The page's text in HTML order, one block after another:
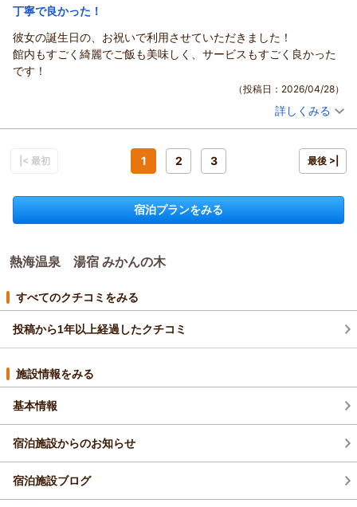
客様から好評の声を頂いております！
が、源泉かけ流し(加水)の泉質の良さがウリなので「肌もスベ
スベ」と言って頂けて良かったです☆彡
混雑状況はチェックイン後、お手持ちのスマートフォンからご
確認いただけますので是非おいているお時間を狙って入って頂
また機会がございましたら是非ご来館くださいませ。
しをご用意してお待ちしております！！
熱海の食いしんぼママ 中間
（返信日：2026/07/15）
お風呂は夕食の前と後で（掃除の後）、男女入れ替え制のため、
２箇所を楽しめるのが良かったです。
露天風呂を含め、お風呂はあまり広くなく、女子会グループがい
くつか予約入っているので、混雑を心配しましたが、スマホで混
帰り、夕食前にとても美味しくいただきました。
部屋に焼きアジが和菓子と一緒にサービスされていたのも、あり
スタッフの皆さまは終始にこやかで、こじんまりした宿泊施設な
らではの温かいおもてなしを感じました。
ありがとうございました。
宿泊価格帯： 17,001～18,000円(大人一人あたり/税込)
熱海温泉 湯宿 みかんの木からの返信
ミナト様
この度はご宿泊頂き誠にありがとうございます！！
そしてお母様、改めてお誕生日おめでとうございます♪
事前に情報を共有して頂いておりましたので、心ばかりではご
ざいますがお品物やお会計書へのプチサプライズをご準備する
当館では夕食、朝食共に【お部屋食】でのご準備なので、のん
びりご家族でのお時間を楽しみながらお食事をして頂けます！
当館自慢のお食事もご堪能いただけたようで何よりでございま
湯上がり生ビール(なんと！500円！！)や、お部屋の焼きアジ
を大満喫していただけたことが伝わってきて、私は本当に嬉し
また機会がございましたら是非ご来館下さいませ。
ご来館心よりお待ちしております。
熱海の食いしんぼママ 中間
（返信日：2026/07/15）
丁寧で良かった！
彼女の誕生日の、お祝いで利用させていただきました！
館内もすごく綺麗でご飯も美味しく、サービスもすごく良かった
です！
（投稿日：2026/04/28）
投稿者： Mさん(男性/20代)
いします☆お部屋食◎【スタンダード料理】
和室
朝/部屋出し
宿泊価格帯： 26,001～27,000円(大人一人あたり/税込)
熱海温泉 湯宿 みかんの木からの返信
この度はご宿泊頂き誠にありがとうございます！
＼お誕生日おめでとうございます！！／
♪(o=゜▽゜)Happy Birthday(゜▽゜=o)♪
また機会がございましたら是非ご来館くださいませ。
心よりお待ちしております。
熱海の食いしんぼママ 中間
詳しくみる
|< 最初 1 2 3 最後 >|
宿泊プランをみる
熱海温泉 湯宿 みかんの木
すべてのクチコミをみる
投稿から1年以上経過したクチコミ
施設情報をみる
基本情報
宿泊施設からのお知らせ
宿泊施設ブログ